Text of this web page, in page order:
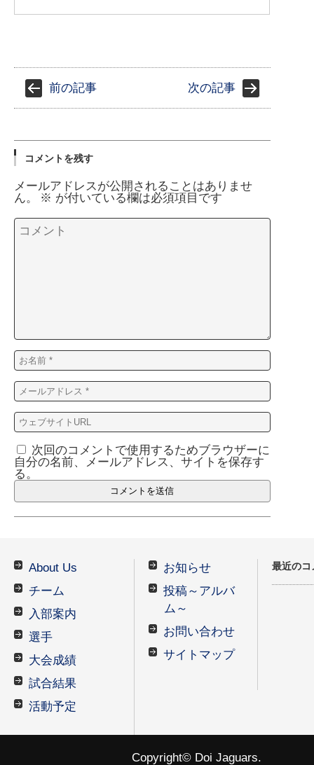
前の記事 次の記事
コメントを残す
メールアドレスが公開されることはありませ
ん。
※ が付いている欄は必須項目です
次回のコメントで使用するためブラウザーに
自分の名前、メールアドレス、サイトを保存す
る。
About Us
チーム
入部案内
選手
大会成績
試合結果
活動予定
お知らせ
投稿～アルバ
ム～
お問い合わせ
サイトマップ
最近のコ
Copyright© Doi Jaguars.